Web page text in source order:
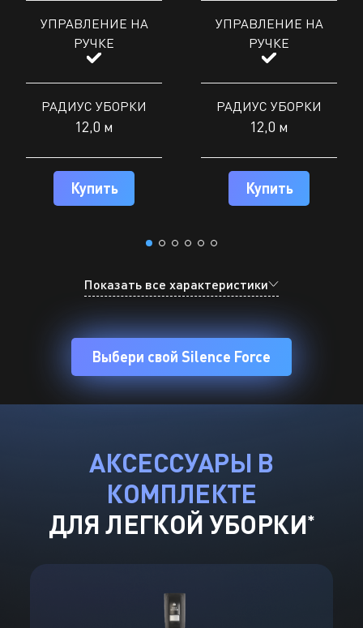
УПРАВЛЕНИЕ НА
РУЧКЕ
РАДИУС УБОРКИ
12,0 м
Купить
УПРАВЛЕНИЕ НА
РУЧКЕ
РАДИУС УБОРКИ
12,0 м
Купить
Показать все характеристики
Выбери свой Silence Force
АКСЕССУАРЫ В
КОМПЛЕКТЕ
ДЛЯ ЛЕГКОЙ УБОРКИ*